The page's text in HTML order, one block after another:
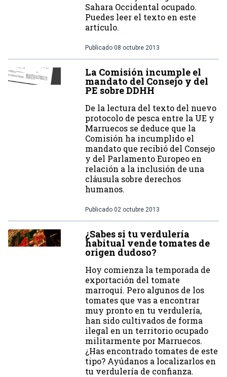
Sahara Occidental ocupado.
Puedes leer el texto en este
artículo.
Publicado 08 octubre 2013
La Comisión incumple el
mandato del Consejo y del
PE sobre DDHH
De la lectura del texto del nuevo
protocolo de pesca entre la UE y
Marruecos se deduce que la
Comisión ha incumplido el
mandato que recibió del Consejo
y del Parlamento Europeo en
relación a la inclusión de una
cláusula sobre derechos
humanos.
Publicado 02 octubre 2013
¿Sabes si tu verdulería
habitual vende tomates de
origen dudoso?
Hoy comienza la temporada de
exportación del tomate
marroquí. Pero algunos de los
tomates que vas a encontrar
muy pronto en tu verdulería,
han sido cultivados de forma
ilegal en un territorio ocupado
militarmente por Marruecos.
¿Has encontrado tomates de este
tipo? Ayúdanos a localizarlos en
tu verdulería de confianza.